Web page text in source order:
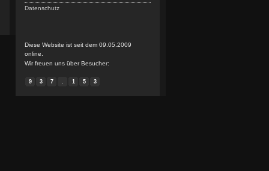
Datenschutz
Diese Website ist seit dem 09.05.2009
online.
Wir freuen uns über Besucher:
9 3 7 . 1 5 3